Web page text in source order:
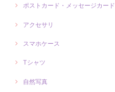
ポストカード・メッセージカード
アクセサリ
スマホケース
Tシャツ
自然写真